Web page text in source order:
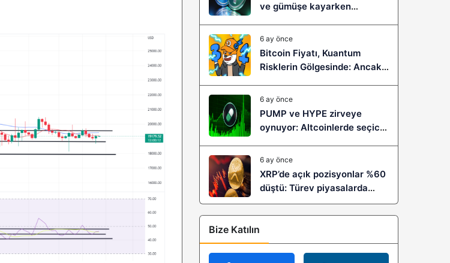
ve gümüşe kayarken
6 ay önce
Bitcoin Fiyatı, Kuantum
Risklerin Gölgesinde: Ancak
Sıçramaya Yaşayabilir!
6 ay önce
PUMP ve HYPE zirveye
oynuyor: Altcoinlerde seçici
6 ay önce
XRP’de açık pozisyonlar %60
düştü: Türev piyasalarda
kaldıraç temizliği yeni bir
trendin habercisi mi?
Bize Katılın